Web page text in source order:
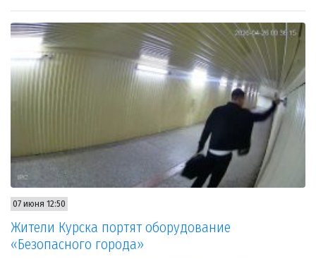
07 июня 12:50
Жители Курска портят оборудование
«Безопасного города»